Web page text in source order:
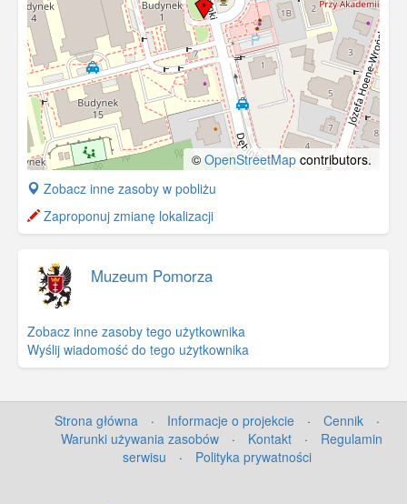
© OpenStreetMap contributors.
+
−
Zobacz inne zasoby w pobliżu
Zaproponuj zmianę lokalizacji
Muzeum Pomorza
Zobacz inne zasoby tego użytkownika
Wyślij wiadomość do tego użytkownika
Strona główna · Informacje o projekcie · Cennik
·
Warunki używania zasobów
· Kontakt ·
Regulamin
serwisu
· Polityka prywatności